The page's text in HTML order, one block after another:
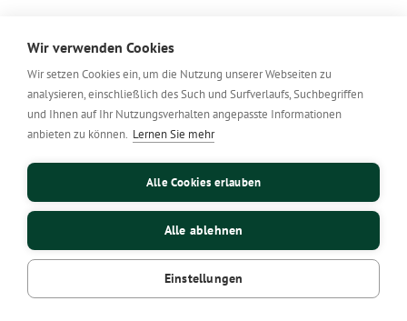
Wir verwenden Cookies
Wir setzen Cookies ein, um die Nutzung unserer Webseiten zu
analysieren, einschließlich des Such und Surfverlaufs, Suchbegriffen
und Ihnen auf Ihr Nutzungsverhalten angepasste Informationen
anbieten zu können. Lernen Sie mehr
Alle Cookies erlauben
Alle ablehnen
Einstellungen